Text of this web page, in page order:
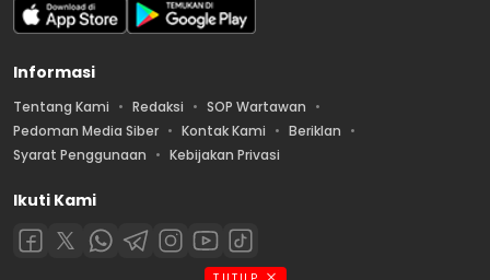
Informasi
Tentang Kami Redaksi
SOP Wartawan
Pedoman Media Siber
Kontak Kami
Beriklan
Syarat Penggunaan
Kebijakan Privasi
Ikuti Kami